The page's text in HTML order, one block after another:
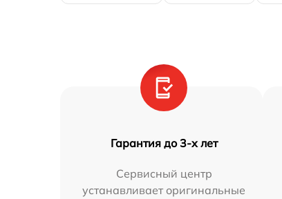
Гарантия до 3-х лет
Сервисный центр
устанавливает оригинальные